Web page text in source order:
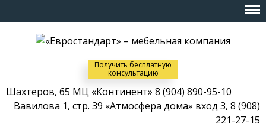
Получить бесплатную
консультацию
Шахтеров, 65 МЦ «Континент» 8 (904) 890-95-10
Вавилова 1, стр. 39 «Атмосфера дома» вход 3, 8 (908)
221-27-15